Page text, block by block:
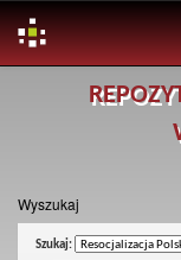
Wyszukaj
Szukaj: